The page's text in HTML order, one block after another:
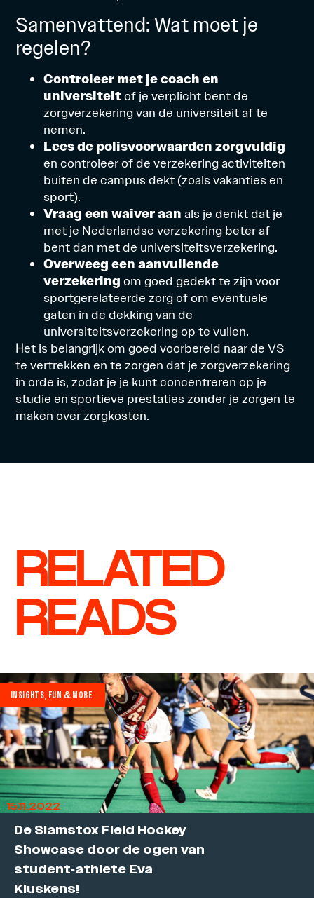
Samenvattend: Wat moet je
regelen?
Controleer met je coach en
universiteitof je verplicht bent de
zorgverzekering van de universiteit af te
nemen.
Lees de polisvoorwaarden zorgvuldig
en controleer of de verzekering activiteiten
buiten de campus dekt (zoals vakanties en
sport).
Vraag een waiver aan als je denkt dat je
met je Nederlandse verzekering beter af
bent dan met de universiteitsverzekering.
Overweeg een aanvullende
verzekering om goed gedekt te zijn voor
sportgerelateerde zorg of om eventuele
gaten in de dekking van de
universiteitsverzekering op te vullen.
Het is belangrijk om goed voorbereid naar de VS
te vertrekken en te zorgen dat je zorgverzekering
in orde is, zodat je je kunt concentreren op je
studie en sportieve prestaties zonder je zorgen te
maken over zorgkosten.
RELATED
READS
INSIGHTS, FUN & MORE
15.11.2022
De Slamstox Field Hockey
Showcase door de ogen van
student-athlete Eva
Kluskens!